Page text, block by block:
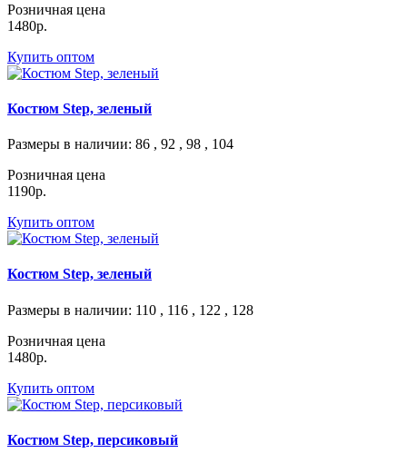
Розничная цена
1480р.
Купить оптом
Костюм Step, зеленый
Размеры в наличии: 86 , 92 , 98 , 104
Розничная цена
1190р.
Купить оптом
Костюм Step, зеленый
Размеры в наличии: 110 , 116 , 122 , 128
Розничная цена
1480р.
Купить оптом
Костюм Step, персиковый